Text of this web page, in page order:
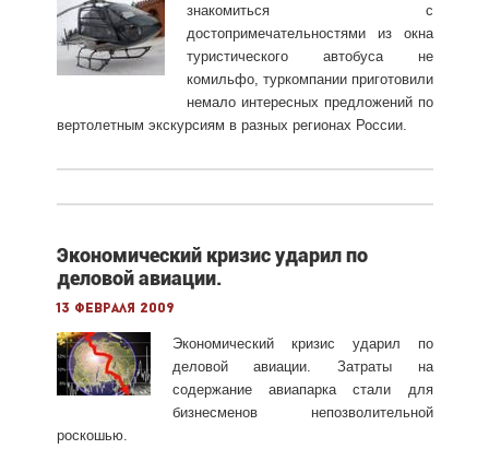
знакомиться с
достопримечательностями из окна
туристического автобуса не
комильфо, туркомпании приготовили
немало интересных предложений по
вертолетным экскурсиям в разных регионах России.
Экономический кризис ударил по
деловой авиации.
13 февраля 2009
Экономический кризис ударил по
деловой авиации. Затраты на
содержание авиапарка стали для
бизнесменов непозволительной
роскошью.